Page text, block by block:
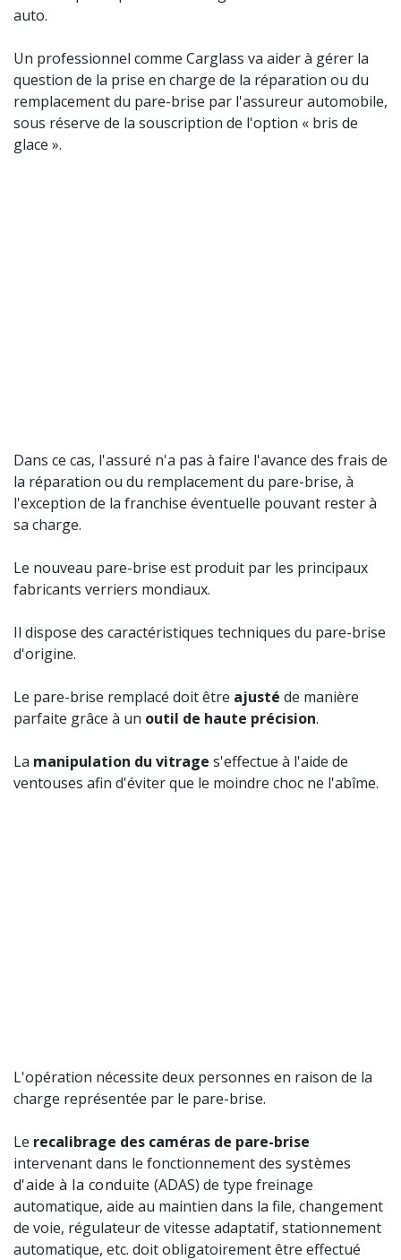
auto.
Un professionnel comme Carglass va aider à gérer la
question de la prise en charge de la réparation ou du
remplacement du pare-brise par l'assureur automobile,
sous réserve de la souscription de l'option « bris de
glace ».
Dans ce cas, l'assuré n'a pas à faire l'avance des frais de
la réparation ou du remplacement du pare-brise, à
l'exception de la franchise éventuelle pouvant rester à
sa charge.
Le nouveau pare-brise est produit par les principaux
fabricants verriers mondiaux.
Il dispose des caractéristiques techniques du pare-brise
d'origine.
Le pare-brise remplacé doit être ajusté de manière
parfaite grâce à un outil de haute précision.
La manipulation du vitrage s'effectue à l'aide de
ventouses afin d'éviter que le moindre choc ne l'abîme.
L'opération nécessite deux personnes en raison de la
charge représentée par le pare-brise.
Le recalibrage des caméras de pare-brise
intervenant dans le fonctionnement des systèmes
d'aide à la conduite (ADAS) de type freinage
automatique, aide au maintien dans la file, changement
de voie, régulateur de vitesse adaptatif, stationnement
automatique, etc. doit obligatoirement être effectué